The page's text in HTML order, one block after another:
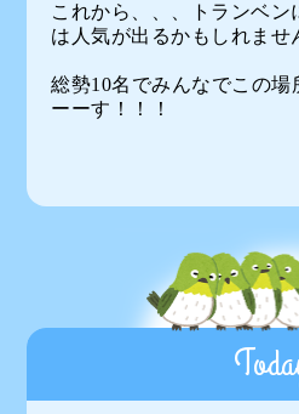
これから、、、トランベン
は人気が出るかもしれませ
総勢10名でみんなでこの場
ーーす！！！